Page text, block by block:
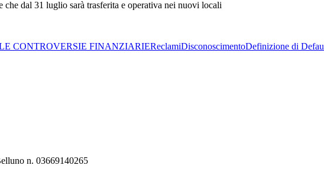
dal 31 luglio sarà trasferita e operativa nei nuovi locali
CONTROVERSIE FINANZIARIEReclamiDisconoscimentoDefinizione di
n. 03669140265